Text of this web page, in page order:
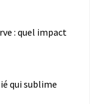
: quel impact
qui sublime